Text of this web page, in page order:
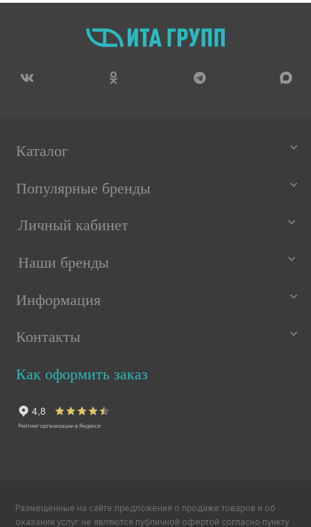
Каталог
Популярные бренды
Личный кабинет
Наши бренды
Информация
Контакты
Как оформить заказ
Размещённые на сайте предложения о продаже товаров и об
оказании услуг не являются публичной офертой согласно пункту